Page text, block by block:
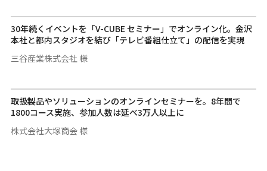
30年続くイベントを「V-CUBE セミナー」でオンライン化。金沢
本社と都内スタジオを結び「テレビ番組仕立て」の配信を実現
三谷産業株式会社 様
取扱製品やソリューションのオンラインセミナーを。8年間で
1800コース実施、参加人数は延べ3万人以上に
株式会社大塚商会 様